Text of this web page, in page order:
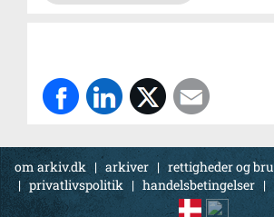
om arkiv.dk | arkiver | rettigheder og
|privatlivspolitik | handelsbetingelser |